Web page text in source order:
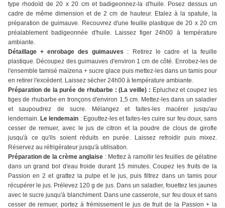
type rhodoïd de 20 x 20 cm et badigeonnez-la d'huile. Posez dessus un
cadre de même dimension et de 2 cm de hauteur. Etalez à la spatule, la
préparation de guimauve. Recouvrez d'une feuille plastique de 20 x 20 cm
préalablement badigeonnée d'huile. Laissez figer 24h00 à température
ambiante.
Détaillage + enrobage des guimauves : Retirez le cadre et la feuille
plastique. Découpez des guimauves d'environ 1 cm de côté. Enrobez-les de
l'ensemble tamisé maïzena + sucre glace puis mettez-les dans un tamis pour
en retirer l'excédent. Laissez sécher 24h00 à température ambiante.
Préparation de la purée de rhubarbe : (La veille) : Epluchez et coupez les
tiges de rhubarbe en tronçons d'environ 1,5 cm. Mettez-les dans un saladier
et saupoudrez de sucre. Mélangez et faites-les macérer jusqu'au
lendemain. Le lendemain : Egouttez-les et faites-les cuire sur feu doux, sans
cesser de remuer, avec le jus de citron et la poudre de clous de girofle
jusqu'à ce qu'ils soient réduits en purée. Laissez refroidir puis mixez.
Réservez au réfrigérateur jusqu'à utilisation.
Préparation de la crème anglaise : Mettez à ramollir les feuilles de gélatine
dans un grand bol d'eau froide durant 15 minutes. Coupez les fruits de la
Passion en 2 et grattez la pulpe et le jus, puis filtrez dans un tamis pour
récupérer le jus. Prélevez 120 g de jus. Dans un saladier, fouettez les jaunes
avec le sucre jusqu'à blanchiment. Dans une casserole, sur feu doux et sans
cesser de remuer, portez à frémissement le jus de fruit de la Passion + la